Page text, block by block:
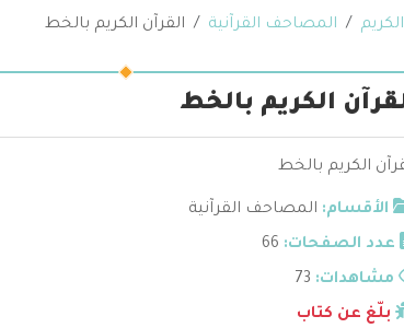
المصاحف القرآنية القرآن الكريم بالخط
الكريم بالخط
الكريم بالخط
الأقسام: المصاحف القرآنية
عدد الصفحات: 66
مشاهدات:
بلّغ عن كتاب